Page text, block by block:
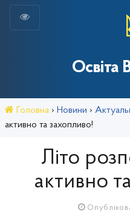
Освіта
Головна › Новини ›
активно та захопливо!
Літо
активно